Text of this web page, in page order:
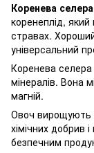
Коренева
коренеплід,
стравах.
універсальний
Коренева селера
мінералів. Вона
магній.
Овоч вирощують
хімічних добрив
безпечним